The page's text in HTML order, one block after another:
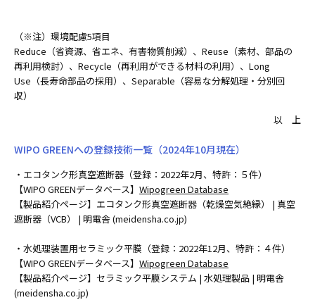
（※注）環境配慮5項目
Reduce（省資源、省エネ、有害物質削減）、Reuse（素材、部品の
再利用検討）、Recycle（再利用ができる材料の利用）、Long
Use（長寿命部品の採用）、Separable（容易な分解処理・分別回
収）
以 上
WIPO GREENへの登録技術一覧（2024年10月現在）
・エコタンク形真空遮断器（登録：2022年2月、特許：５件）
【WIPO GREENデータベース】 Wipogreen Database
【製品紹介ページ】 エコタンク形真空遮断器（乾燥空気絶縁） | 真空
遮断器（VCB） | 明電舎 (meidensha.co.jp)
・水処理装置用セラミック平膜（登録：2022年12月、特許：４件）
【WIPO GREENデータベース】 Wipogreen Database
【製品紹介ページ】 セラミック平膜システム | 水処理製品 | 明電舎
(meidensha.co.jp)